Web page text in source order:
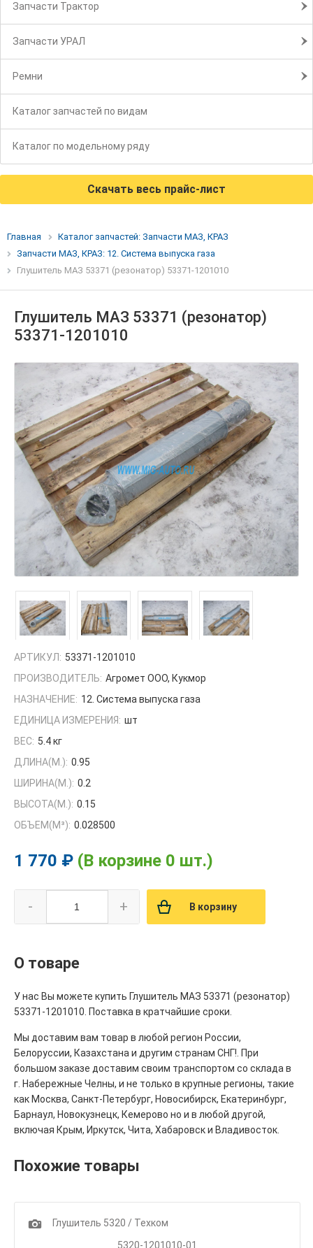
Запчасти Трактор
Запчасти УРАЛ
Ремни
Каталог запчастей по видам
Каталог по модельному ряду
Скачать весь прайс-лист
Главная
Каталог запчастей: Запчасти МАЗ, КРАЗ
Запчасти МАЗ, КРАЗ: 12. Система выпуска газа
Глушитель МАЗ 53371 (резонатор) 53371-1201010
Глушитель МАЗ 53371 (резонатор)
53371-1201010
АРТИКУЛ: 53371-1201010
ПРОИЗВОДИТЕЛЬ: Агромет ООО, Кукмор
НАЗНАЧЕНИЕ: 12. Система выпуска газа
ЕДИНИЦА ИЗМЕРЕНИЯ: шт
ВЕС: 5.4 кг
ДЛИНА(М.): 0.95
ШИРИНА(М.): 0.2
ВЫСОТА(М.): 0.15
ОБЪЕМ(M³): 0.028500
1 770 ₽ (В корзине 0 шт.)
- + В корзину
О товаре
У нас Вы можете купить Глушитель МАЗ 53371 (резонатор)
53371-1201010. Поставка в кратчайшие сроки.
Мы доставим вам товар в любой регион России,
Белоруссии, Казахстана и другим странам СНГ!. При
большом заказе доставим своим транспортом со склада в
г. Набережные Челны, и не только в крупные регионы, такие
как Москва, Санкт-Петербург, Новосибирск, Екатеринбург,
Барнаул, Новокузнецк, Кемерово но и в любой другой,
включая Крым, Иркутск, Чита, Хабаровск и Владивосток.
Похожие товары
1
Глушитель 5320 / Техком
5320-1201010-01